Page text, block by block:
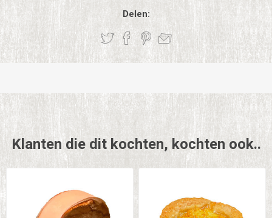
Delen:
Klanten die dit kochten, kochten ook..